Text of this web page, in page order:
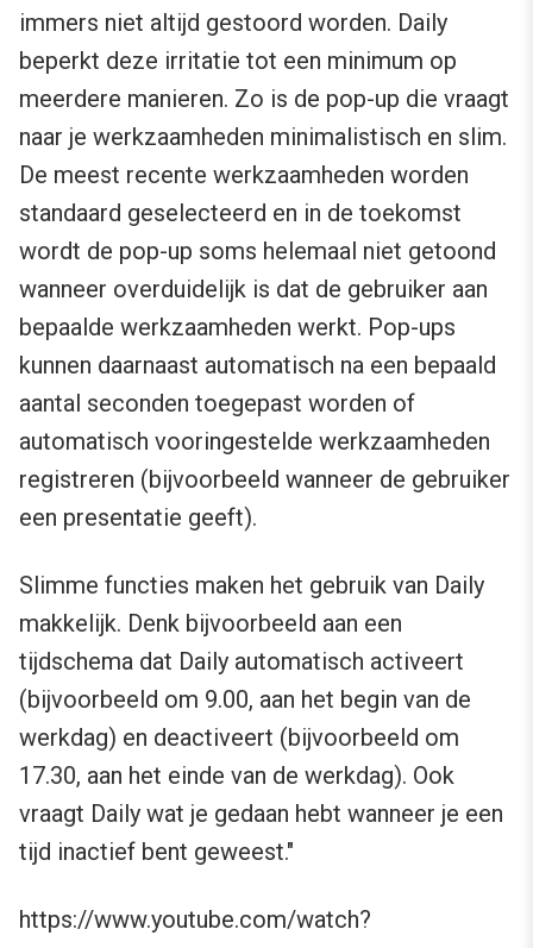
immers niet altijd gestoord worden. Daily
beperkt deze irritatie tot een minimum op
meerdere manieren. Zo is de pop-up die vraagt
naar je werkzaamheden minimalistisch en slim.
De meest recente werkzaamheden worden
standaard geselecteerd en in de toekomst
wordt de pop-up soms helemaal niet getoond
wanneer overduidelijk is dat de gebruiker aan
bepaalde werkzaamheden werkt. Pop-ups
kunnen daarnaast automatisch na een bepaald
aantal seconden toegepast worden of
automatisch vooringestelde werkzaamheden
registreren (bijvoorbeeld wanneer de gebruiker
een presentatie geeft).
Slimme functies maken het gebruik van Daily
makkelijk. Denk bijvoorbeeld aan een
tijdschema dat Daily automatisch activeert
(bijvoorbeeld om 9.00, aan het begin van de
werkdag) en deactiveert (bijvoorbeeld om
17.30, aan het einde van de werkdag). Ook
vraagt Daily wat je gedaan hebt wanneer je een
tijd inactief bent geweest."
https://www.youtube.com/watch?